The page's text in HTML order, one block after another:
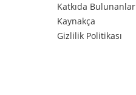
Katkıda Bulunanlar
Kaynakça
Gizlilik Politikası